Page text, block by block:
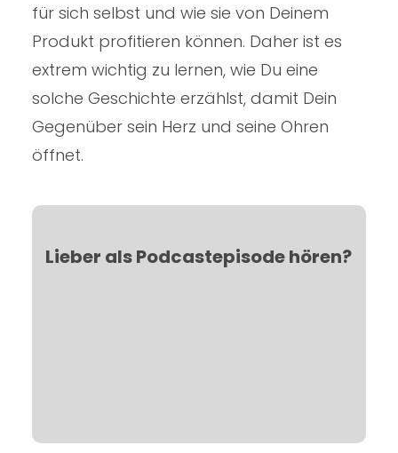
für sich selbst und wie sie von Deinem
Produkt profitieren können. Daher ist es
extrem wichtig zu lernen, wie Du eine
solche Geschichte erzählst, damit Dein
Gegenüber sein Herz und seine Ohren
öffnet.
Lieber als Podcastepisode hören?